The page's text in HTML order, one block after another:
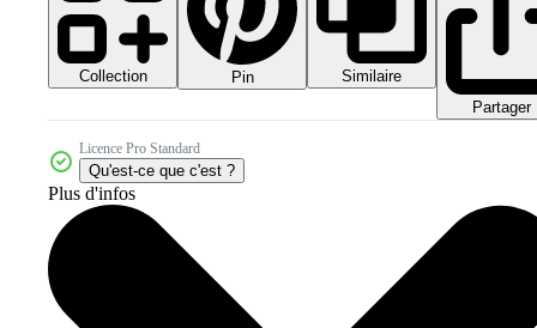
Collection Pin
Similaire
Partager
Licence Pro Standard
Qu'est-ce que c'est ?
Plus d'infos